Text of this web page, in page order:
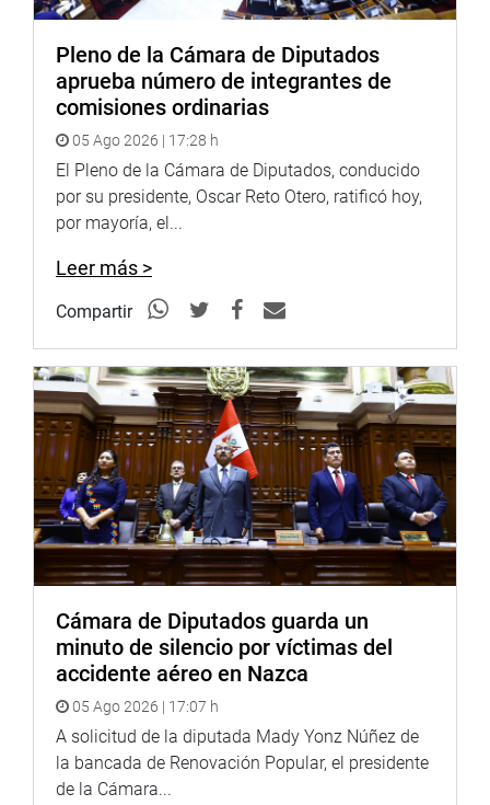
presente legislatura,
FISCALIZACIÓN
En el marco de su función fiscalizadora, la Comisión de
Vivienda y Construcción invitó a sus sesiones a
funcionarios y autoridades de diversas instituciones, entre
ellas: el ministro y los dos viceministros del Ministerio de
Vivienda, Construcción y Saneamiento, la Comisión
Liquidadora del Banco de Materiales, el alcalde del
distrito de Miraflores y el alcalde del distrito de
La Comisión también ha estado atenta a las acciones que
realizadas para atender la problemática de los
lamentables sucesos ocurridos en la Comunidad Shipibo
Konibo de Cantagallo y en el Centro Comercial Larcomar
(véase Boletín de la Comisión de Vivienda y Construcción:
https://issuu.com/congresistamarisaglave/docs/
AUDIENCIA PÚBLICA DESCENTRALIZADA
El 5 de diciembre pasado, en la ciudad del Cusco, la
Comisión de Vivienda y Construcción realizó su primera
audiencia pública descentralizada. En ella, con la
presencia de más de 500 pobladores de diversas partes
de la región Cusco, fueron abordados cuatro temas de
Pleno de la Cámara de Diputados
aprueba número de integrantes de
comisiones ordinarias
05 Ago 2026 | 17:28 h
El Pleno de la Cámara de Diputados, conducido
por su presidente, Oscar Reto Otero, ratificó hoy,
por mayoría, el...
Leer más >
Compartir
Cámara de Diputados guarda un
minuto de silencio por víctimas del
accidente aéreo en Nazca
05 Ago 2026 | 17:07 h
A solicitud de la diputada Mady Yonz Núñez de
la bancada de Renovación Popular, el presidente
de la Cámara...